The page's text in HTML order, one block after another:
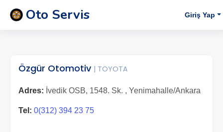
Oto Servis Giriş Yap
Özgür Otomotiv | TOYOTA
Adres: İvedik OSB, 1548. Sk. , Yenimahalle/Ankara
Tel: 0(312) 394 23 75